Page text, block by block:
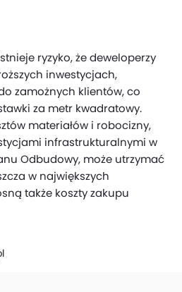
ryzyko, że deweloperzy
inwestycjach,
zamożnych klientów, co
za metr kwadratowy.
materiałów i robocizny,
infrastrukturalnymi w
Odbudowy, może utrzymać
w największych
także koszty zakupu